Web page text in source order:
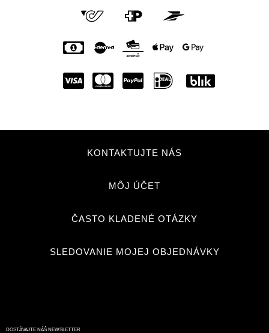
KONTAKTUJTE NÁS
MÔJ ÚČET
ČASTO KLADENÉ OTÁZKY
SLEDOVANIE MOJEJ OBJEDNÁVKY
DOSTÁVAJTE NÁŠ NEWSLETTER